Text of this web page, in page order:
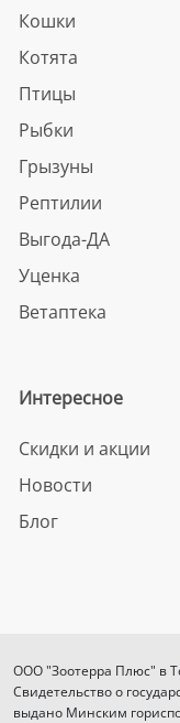
Кошки
Котята
Птицы
Рыбки
Грызуны
Рептилии
Выгода-ДА
Уценка
Ветаптека
Интересное
Скидки и акции
Новости
Блог
ООО "Зоотерра Плюс" в
Свидетельство о
выдано Минским